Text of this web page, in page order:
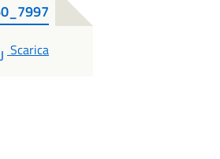
PDF
Scarica